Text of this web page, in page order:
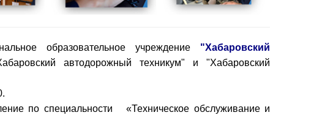
образовательное учреждение "Хабаровский
автодорожный техникум" и "Хабаровский
по специальности «Техническое обслуживание и